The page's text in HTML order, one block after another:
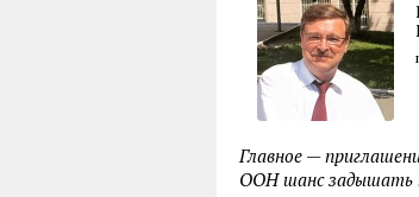
Главное —
ООН шанс задышать